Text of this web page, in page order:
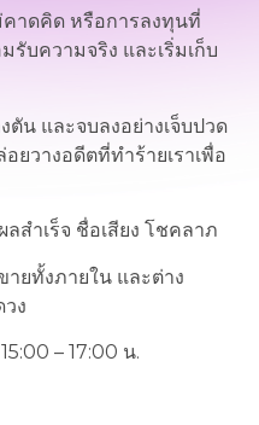
าดคิด หรือการลงทุนที่
บความจริง และเริ่มเก็บ
น และจบลงอย่างเจ็บปวด
อยวางอดีตที่ทำร้ายเราเพื่อ
สำเร็จ ชื่อเสียง โชคลาภ
ายทั้งภายใน และต่าง
ง
– 17:00 น.